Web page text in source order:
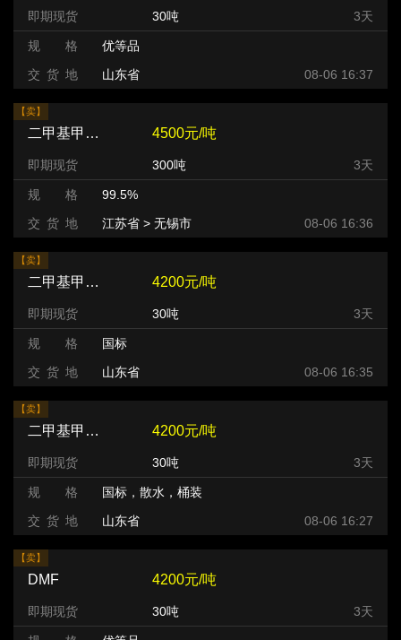
即期现货 30吨 3天
规 格
优等品
交 货 地
山东省 08-06 16:37
【卖】
二甲基甲酰胺（DMF） 4500元/吨
即期现货 300吨 3天
规 格
99.5%
交 货 地
江苏省 > 无锡市 08-06 16:36
【卖】
二甲基甲酰胺（DMF） 4200元/吨
即期现货 30吨 3天
规 格
国标
交 货 地
山东省 08-06 16:35
【卖】
二甲基甲酰胺（DMF） 4200元/吨
即期现货 30吨 3天
规 格
国标，散水，桶装
交 货 地
山东省 08-06 16:27
【卖】
DMF 4200元/吨
即期现货 30吨 3天